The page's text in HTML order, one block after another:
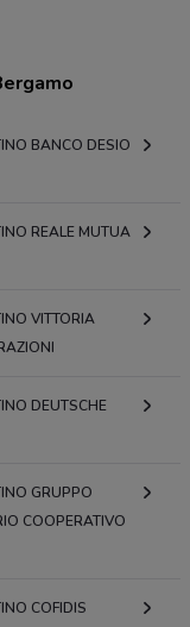
BANCO DESIO
REALE MUTUA
VITTORIA
DEUTSCHE
GRUPPO
COOPERATIVO
COFIDIS